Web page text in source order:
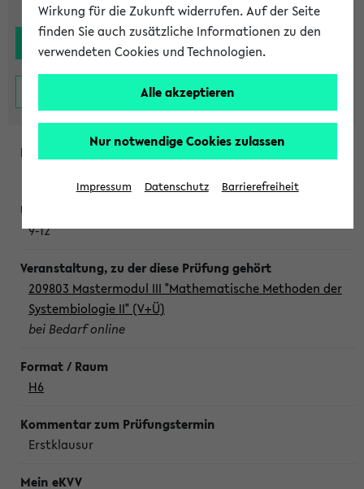
9-12
209803 Mastermodul III "Mathematische Methoden der
Systembiologie II" (V+Ü)
bei Bedarf online
H6
Erstklausur
Wirkung für die Zukunft widerrufen. Auf der Seite
finden Sie auch zusätzliche Informationen zu den
verwendeten Cookies und Technologien.
Alle akzeptieren
Nur notwendige Cookies zulassen
Impressum Datenschutz Barrierefreiheit